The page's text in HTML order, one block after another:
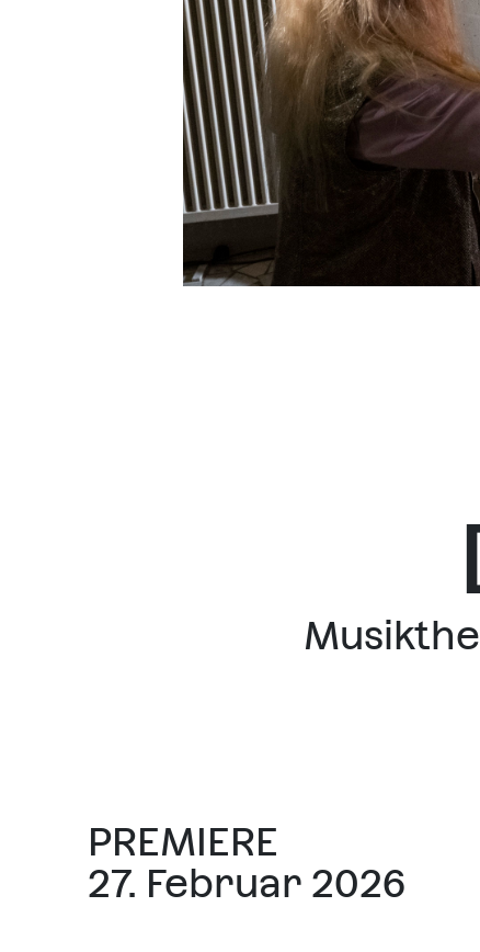
PREMIERE
27. Februar 2026